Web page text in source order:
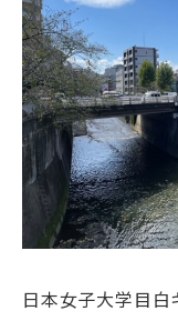
日本女子大学目白